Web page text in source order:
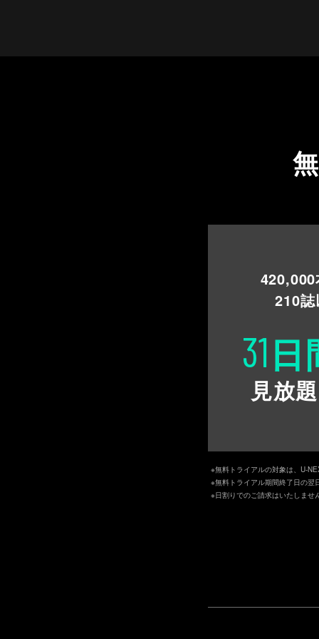
420,000
210
31日
見放
※無料トライアルの対象は、U-
※無料トライアル期間終了日の翌
※日割りでのご請求はいたしません